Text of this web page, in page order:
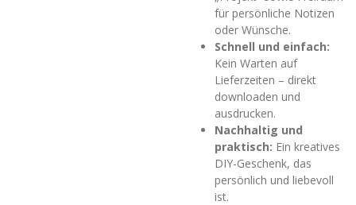
für persönliche Notizen
oder Wünsche.
Schnell und einfach:
Kein Warten auf
Lieferzeiten – direkt
downloaden und
ausdrucken.
Nachhaltig und
praktisch: Ein kreatives
DIY-Geschenk, das
persönlich und liebevoll
ist.